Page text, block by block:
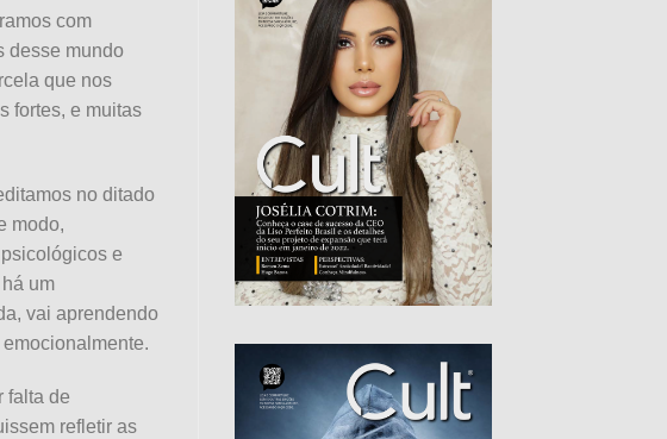
com
desse mundo
que nos
fortes, e muitas
no ditado
modo,
e
um
vai aprendendo
falta de
refletir as